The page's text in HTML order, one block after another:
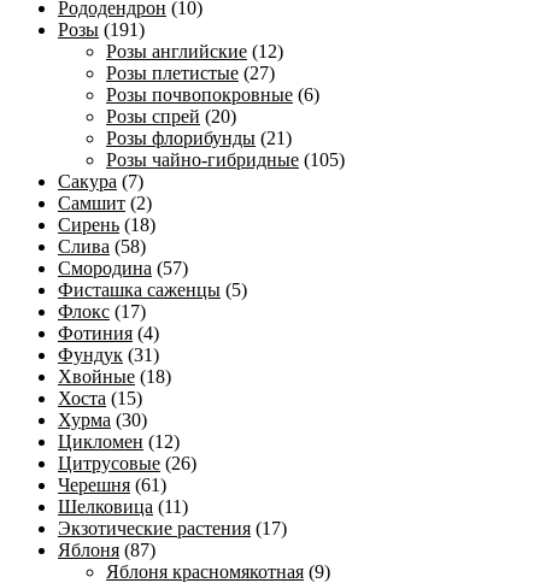
Рододендрон (10)
Розы (191)
Розы английские (12)
Розы плетистые (27)
Розы почвопокровные (6)
Розы спрей (20)
Розы флорибунды (21)
Розы чайно-гибридные (105)
Сакура (7)
Самшит (2)
Сирень (18)
Слива (58)
Смородина (57)
Фисташка саженцы (5)
Флокс (17)
Фотиния (4)
Фундук (31)
Хвойные (18)
Хоста (15)
Хурма (30)
Цикломен (12)
Цитрусовые (26)
Черешня (61)
Шелковица (11)
Экзотические растения (17)
Яблоня (87)
Яблоня красномякотная (9)